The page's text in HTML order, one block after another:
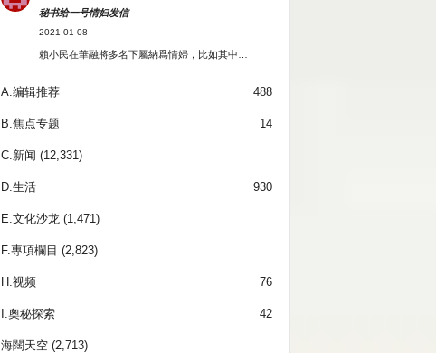
秘书给一号情妇发信
2021-01-08
賴小民在華融將多名下屬納爲情婦，比如其中…
A.编辑推荐 488
B.焦点专题 14
C.新闻 (12,331)
D.生活 930
E.文化沙龙 (1,471)
F.專項欄目 (2,823)
H.视频 76
I.奧秘探索 42
海闊天空(2,713)